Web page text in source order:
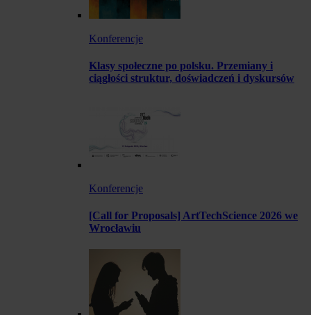
Konferencje
Klasy społeczne po polsku. Przemiany i
ciągłości struktur, doświadczeń i dyskursów
Konferencje
[Call for Proposals] ArtTechScience 2026 we
Wrocławiu